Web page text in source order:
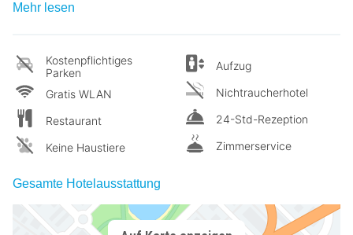
Mehr lesen
Kostenpflichtiges
Parken
Gratis WLAN
Restaurant
Keine Haustiere
Aufzug
Nichtraucherhotel
24-Std-Rezeption
Zimmerservice
Gesamte Hotelausstattung